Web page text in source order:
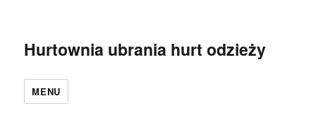
Hurtownia ubrania hurt odzieży
MENU